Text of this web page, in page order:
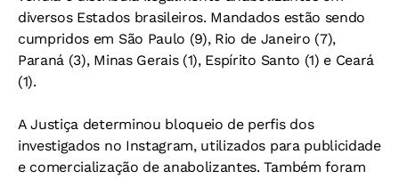
diversos Estados brasileiros. Mandados estão sendo
cumpridos em São Paulo (9), Rio de Janeiro (7),
Paraná (3), Minas Gerais (1), Espírito Santo (1) e Ceará
(1).
A Justiça determinou bloqueio de perfis dos
investigados no Instagram, utilizados para publicidade
e comercialização de anabolizantes. Também foram